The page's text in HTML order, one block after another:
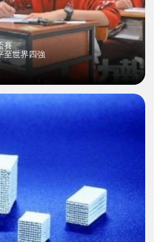
賽
至世界四強